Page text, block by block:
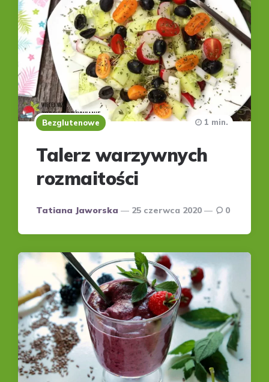
Bezglutenowe
Talerz warzywnych
rozmaitości
Posted
Tatiana Jaworska 25 czerwca 2020
1 min.
0